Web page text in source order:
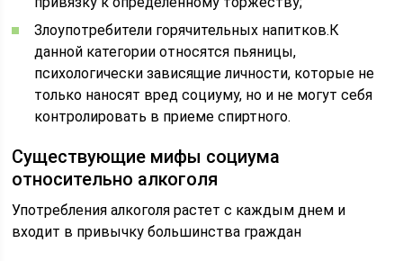
Злоупотребители горячительных напитков.К
данной категории относятся пьяницы,
психологически зависящие личности, которые не
только наносят вред социуму, но и не могут себя
контролировать в приеме спиртного.
Существующие мифы социума
относительно алкоголя
Употребления алкоголя растет с каждым днем и
входит в привычку большинства граждан